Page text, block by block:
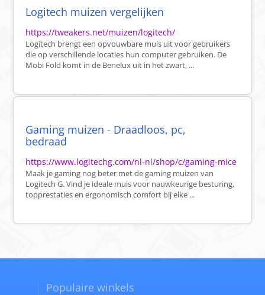
Logitech muizen vergelijken
https://tweakers.net/muizen/logitech/
Logitech brengt een opvouwbare muis uit voor gebruikers
die op verschillende locaties hun computer gebruiken. De
Mobi Fold komt in de Benelux uit in het zwart, ...
Gaming muizen - Draadloos, pc,
bedraad
https://www.logitechg.com/nl-nl/shop/c/gaming-mice
Maak je gaming nog beter met de gaming muizen van
Logitech G. Vind je ideale muis voor nauwkeurige besturing,
topprestaties en ergonomisch comfort bij elke ...
Populaire winkels